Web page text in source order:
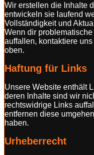
Wir erstellen die Inhalte
entwickeln sie laufend
Vollständigkeit und
Wenn dir
auffallen, kontaktiere
oben.
Haftung für Links
Unsere Website enthält
deren Inhalte sind wir
rechtswidrige Links
entfernen diese
haben.
Urheberrecht